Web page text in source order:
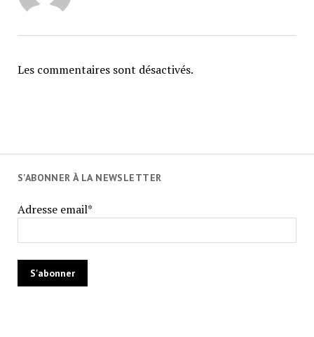
Les commentaires sont désactivés.
S'ABONNER À LA NEWSLETTER
Adresse email*